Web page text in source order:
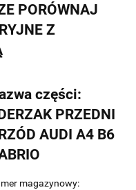
PORÓWNAJ
Z
części:
PRZEDNI
AUDI A4 B6
magazynowy: